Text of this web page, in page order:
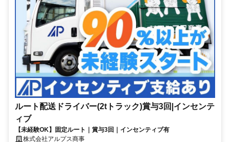
ルート配送ドライバー(2tトラック)賞与3回|インセンテ
ィブ
【未経験OK】固定ルート｜賞与3回｜インセンティブ有
株式会社アルプス商事